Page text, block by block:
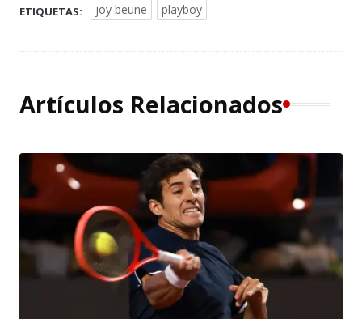
ETIQUETAS: joy beune playboy
Artículos Relacionados